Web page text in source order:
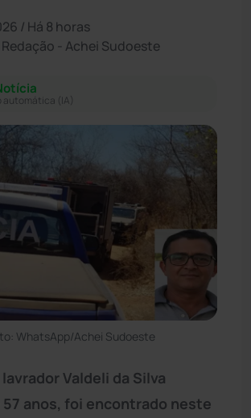
/ Há 8 horas
- Achei Sudoeste
automática (IA)
WhatsApp/Achei Sudoeste
Valdeli da Silva
57 anos, foi encontrado neste